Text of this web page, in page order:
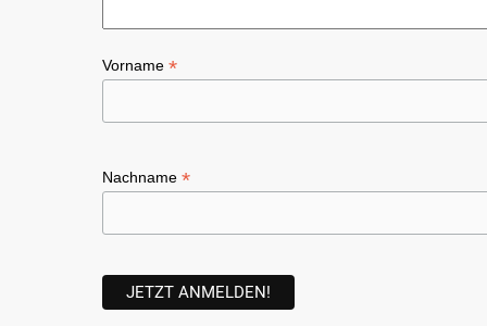
Vorname *
Nachname *